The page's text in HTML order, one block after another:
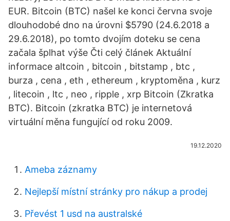
EUR. Bitcoin (BTC) našel ke konci června svoje
dlouhodobé dno na úrovni $5790 (24.6.2018 a
29.6.2018), po tomto dvojím doteku se cena
začala šplhat výše Čti celý článek Aktuální
informace altcoin , bitcoin , bitstamp , btc ,
burza , cena , eth , ethereum , kryptoměna , kurz
, litecoin , ltc , neo , ripple , xrp Bitcoin (Zkratka
BTC). Bitcoin (zkratka BTC) je internetová
virtuální měna fungující od roku 2009.
19.12.2020
Ameba záznamy
Nejlepší místní stránky pro nákup a prodej
Převést 1 usd na australské